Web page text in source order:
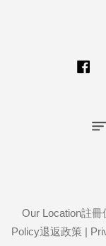
Our Location註冊
Policy退返政策 |